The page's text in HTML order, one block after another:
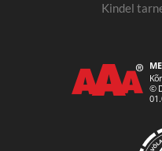
Kindel